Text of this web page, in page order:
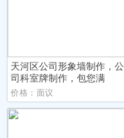
天河区公司形象墙制作，公
司科室牌制作，包您满
价格：面议